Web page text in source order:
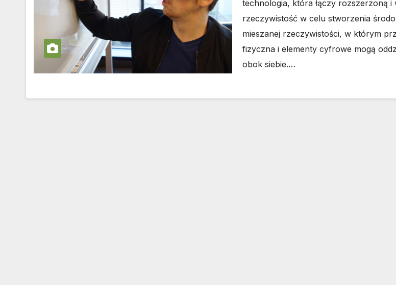
technologia, która łączy rozszerzoną i
rzeczywistość w celu stworzenia
mieszanej rzeczywistości, w którym
fizyczna i elementy cyfrowe mogą
obok siebie.…